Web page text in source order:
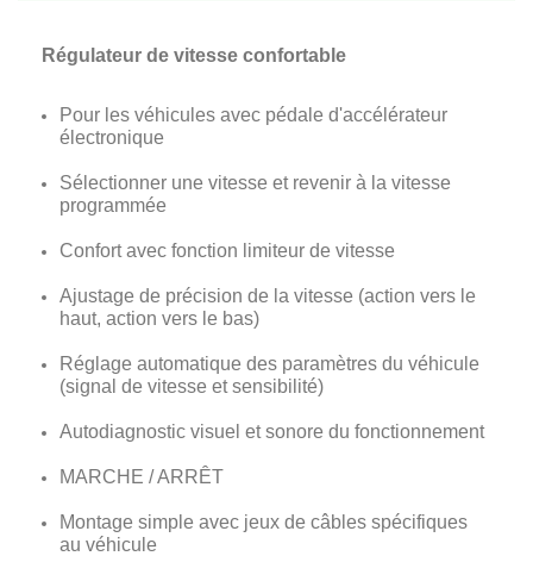
Régulateur de vitesse confortable
Pour les véhicules avec pédale d'accélérateur
électronique
Sélectionner une vitesse et revenir à la vitesse
programmée
Confort avec fonction limiteur de vitesse
Ajustage de précision de la vitesse (action vers le
haut, action vers le bas)
Réglage automatique des paramètres du véhicule
(signal de vitesse et sensibilité)
Autodiagnostic visuel et sonore du fonctionnement
MARCHE / ARRÊT
Montage simple avec jeux de câbles spécifiques
au véhicule